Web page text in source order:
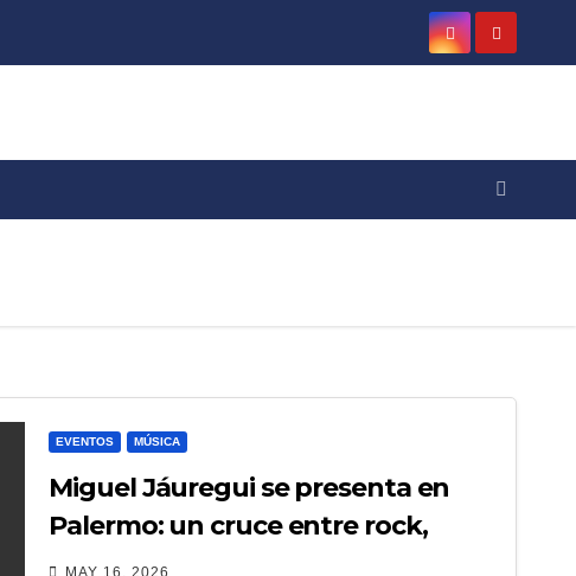
EVENTOS MÚSICA
Miguel Jáuregui se presenta en
Palermo: un cruce entre rock,
emoción y búsqueda personal
MAY 16, 2026